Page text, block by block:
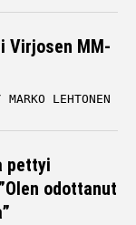
Virjosen MM-
MARKO LEHTONEN
pettyi
odottanut